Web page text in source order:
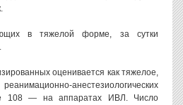
в тяжелой форме, за сутки
оценивается как тяжелое,
анестезиологических
108 — на аппаратах ИВЛ. Число